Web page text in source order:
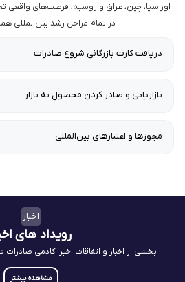
اوراسیا، چین، عراق و روسیه، فرصت‌های واقعی
در تمام مراحل رشد بین‌المللی
دریافت کارت بازرگانی شروع صادرات
بازاریابی و صادر کردن محصول به بازار
مجوزها و اعتبارهای بین‌المللی
اخبار
رویداد های
بخشی از اخبار و اتفاقات اخیر اکادمی صادرات
مشاهده بیشتر